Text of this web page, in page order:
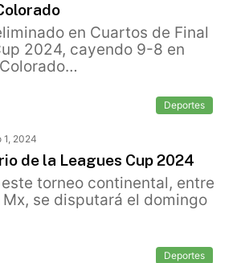
en Cuartos de Final
2024, cayendo 9-8 en
Deportes
1, 2024
de la Leagues Cup 2024
torneo continental, entre
se disputará el domingo
Deportes